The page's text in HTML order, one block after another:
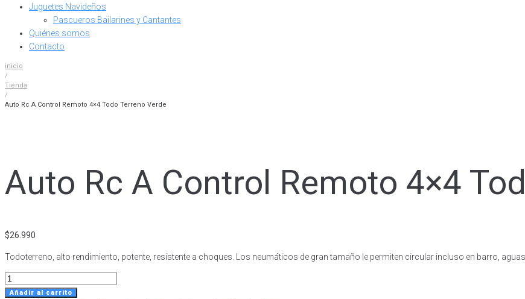
Juguetes Navideños
Pascueros Bailarines y Cantantes
Quiénes somos
Contacto
inicio
/
Tienda
/
Auto Rc A Control Remoto 4×4 Todo Terreno Verde
Auto Rc A Control Remoto 4×4
$26.990
Todoterreno, alto rendimiento, potente, resistente a choques. Los neumáticos de gran tamaño le permiten circular incluso en barro,
Auto
RcAñadir al carrito